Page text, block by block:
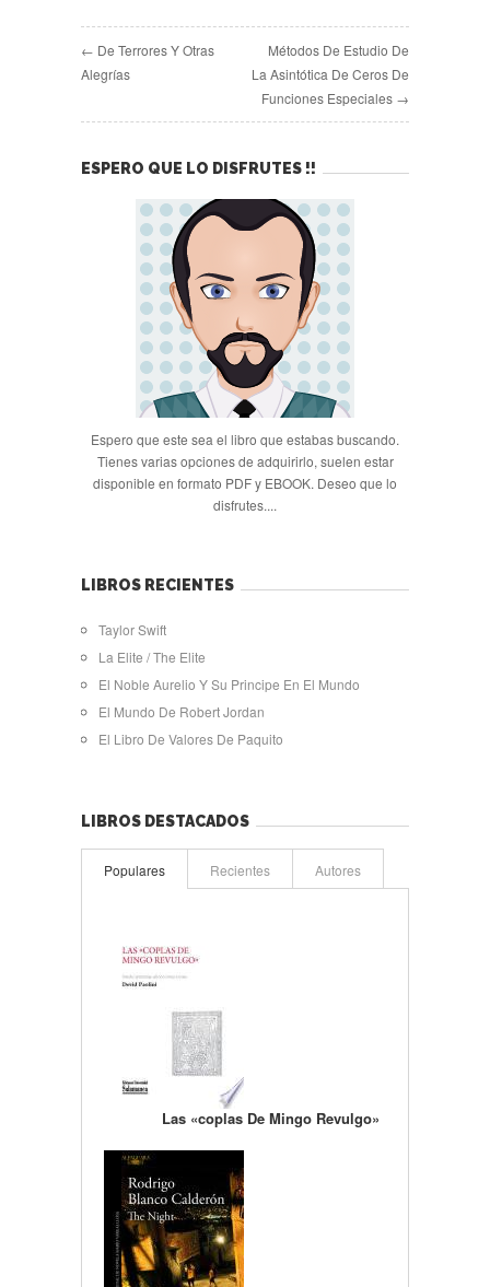
← De Terrores Y Otras
Alegrías
Métodos De Estudio De
La Asintótica De Ceros De
Funciones Especiales →
ESPERO QUE LO DISFRUTES !!
Espero que este sea el libro que estabas buscando.
Tienes varias opciones de adquirirlo, suelen estar
disponible en formato PDF y EBOOK. Deseo que lo
disfrutes....
LIBROS RECIENTES
Taylor Swift
La Elite / The Elite
El Noble Aurelio Y Su Principe En El Mundo
El Mundo De Robert Jordan
El Libro De Valores De Paquito
LIBROS DESTACADOS
Populares Recientes Autores
Las «coplas De Mingo Revulgo»